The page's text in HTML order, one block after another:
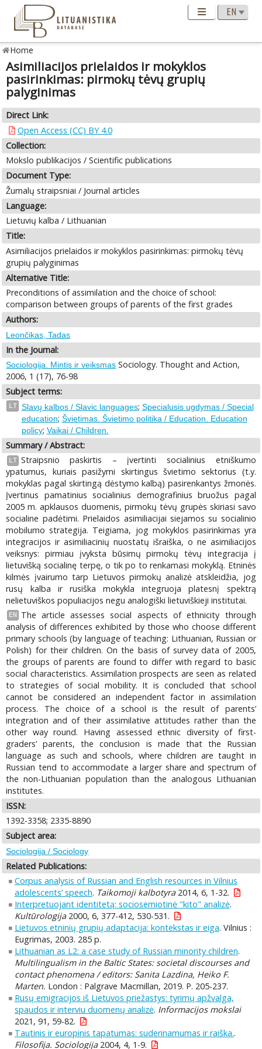
Home
Asimiliacijos prielaidos ir mokyklos
pasirinkimas: pirmokų tėvų grupių
palyginimas
Direct Link:
Open Access (CC) BY 4.0
Collection:
Mokslo publikacijos / Scientific publications
Document Type:
Žurnalų straipsniai / Journal articles
Language:
Lietuvių kalba / Lithuanian
Title:
Asimiliacijos prielaidos ir mokyklos pasirinkimas: pirmokų tėvų
grupių palyginimas
Alternative Title:
Preconditions of assimilation and the choice of school:
comparison between groups of parents of the first grades
Authors:
Leončikas, Tadas
In the Journal:
Sociologija. Mintis ir veiksmas Sociology. Thought and Action,
2006, 1 (17), 76-98
Subject terms:
LT Slavų kalbos / Slavic languages; Specialusis ugdymas / Special
education; Švietimas. Švietimo politika / Education. Education
policy; Vaikai / Children.
Summary / Abstract:
LT Straipsnio paskirtis – įvertinti socialinius etniškumo
ypatumus, kuriais pasižymi skirtingus švietimo sektorius (t.y.
mokyklas pagal skirtingą dėstymo kalbą) pasirenkantys žmonės.
Įvertinus pamatinius socialinius demografinius bruožus pagal
2005 m. apklausos duomenis, pirmokų tėvų grupės skiriasi savo
socialine padėtimi. Prielaidos asimiliacijai siejamos su socialinio
mobilumo strategija. Teigiama, jog mokyklos pasirinkimas yra
integracijos ir asimiliacinių nuostatų išraiška, o ne asimiliacijos
veiksnys: pirmiau įvyksta būsimų pirmokų tėvų integracija į
lietuvišką socialinę terpę, o tik po to renkamasi mokyklą. Etninės
kilmės įvairumo tarp Lietuvos pirmokų analizė atskleidžia, jog
rusų kalba ir rusiška mokykla integruoja platesnį spektrą
nelietuviškos populiacijos negu analogiški lietuviškieji institutai.
EN
The article assesses social aspects of ethnicity through
analysis of differences exhibited by those who choose different
primary schools (by language of teaching: Lithuanian, Russian or
Polish) for their children. On the basis of survey data of 2005,
the groups of parents are found to differ with regard to basic
social characteristics. Assimilation prospects are seen as related
to strategies of social mobility. It is concluded that school
cannot be considered an independent factor in assimilation
process. The choice of a school is the result of parents’
integration and of their assimilative attitudes rather than the
other way round. Having assessed ethnic diversity of first-
graders’ parents, the conclusion is made that the Russian
language as such and schools, where children are taught in
Russian tend to accommodate a larger share and spectrum of
the non-Lithuanian population than the analogous Lithuanian
institutes.
ISSN:
1392-3358; 2335-8890
Subject area:
Sociologija / Sociology
Related Publications:
Corpus analysis of Russian and English resources in Vilnius
adolescents’ speech. Taikomoji kalbotyra2014, 6, 1-32.
Interpretuojant identitetą: sociosemiotinė "kito" analizė.
Kultūrologija2000, 6, 377-412, 530-531.
Lietuvos etninių grupių adaptacija: kontekstas ir eiga. Vilnius :
Eugrimas, 2003. 285 p.
Lithuanian as L2: a case study of Russian minority children.
Multilingualism in the Baltic States: societal discourses and
contact phenomena / editors: Sanita Lazdina, Heiko F.
Marten. London : Palgrave Macmillan, 2019. P. 205-237.
Rusų emigracijos iš Lietuvos priežastys: tyrimų apžvalga,
spaudos ir interviu duomenų analizė. Informacijos mokslai
2021, 91, 59-82.
Tautinis ir europinis tapatumas: suderinamumas ir raiška..
Filosofija. Sociologija2004, 4, 1-9.